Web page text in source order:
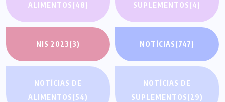
ALIMENTOS(48)
SUPLEMENTOS(4)
NIS 2023(3) NOTÍCIAS(747)
NOTÍCIAS DE
ALIMENTOS(54)
NOTÍCIAS DE
SUPLEMENTOS(29)